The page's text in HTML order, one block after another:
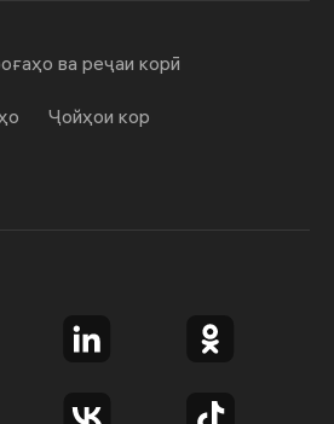
ва реҷаи корӣ
Ҷойҳои кор